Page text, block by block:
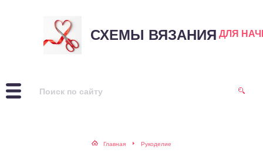
СХЕМЫ ВЯЗАНИЯ ДЛЯ
Главная Рукоделие